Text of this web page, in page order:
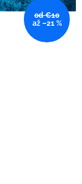
od €10
až –21 %